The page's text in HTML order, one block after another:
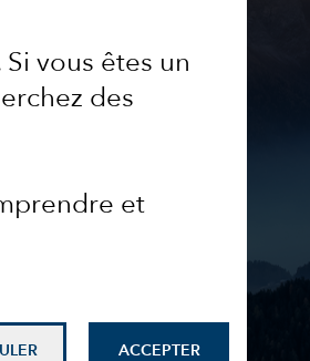
Si vous êtes un
des
et
ACCEPTER